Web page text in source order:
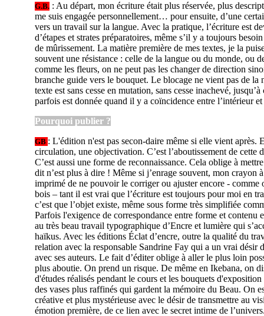
G.B. : Au départ, mon écriture était plus réservée, plus
me suis engagée personnellement… pour ensuite, d’une
vers un travail sur la langue. Avec la pratique, l’écriture est
d’étapes et strates préparatoires, même s’il y a toujours
de mûrissement. La matière première de mes textes, je la
souvent une résistance : celle de la langue ou du monde, ou
comme les fleurs, on ne peut pas les changer de direction
branche guide vers le bouquet. Le blocage ne vient pas de la
texte est sans cesse en mutation, sans cesse inachevé,
parfois est donnée quand il y a coïncidence entre l’intérieur
Pourquoi publier ?
GB : L'édition n'est pas secon-daire même si elle vient après.
circulation, une objectivation. C’est l’aboutissement de cette
C’est aussi une forme de reconnaissance. Cela oblige à
dit n’est plus à dire ! Même si j’enrage souvent, mon crayon
imprimé de ne pouvoir le corriger ou ajuster encore - comme
bois – tant il est vrai que l’écriture est toujours pour moi en
c’est que l’objet existe, même sous forme très simplifiée
Parfois l'exigence de correspondance entre forme et contenu
au très beau travail typographique d’Encre et lumière qui
haïkus. Avec les éditions Éclat d’encre, outre la qualité du
relation avec la responsable Sandrine Fay qui a un vrai désir
avec ses auteurs. Le fait d’éditer oblige à aller le plus loin
plus aboutie. On prend un risque. De même en Ikebana, on
d'études réalisés pendant le cours et les bouquets
des vases plus raffinés qui gardent la mémoire du Beau. On
créative et plus mystérieuse avec le désir de transmettre au
émotion première, de ce lien avec le secret intime de